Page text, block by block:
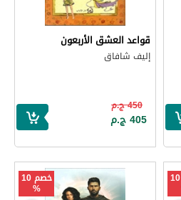
قواعد العشق الأربعون
إليف شافاق
450 ج.م
405 ج.م
خصم 10 خصم 10
%